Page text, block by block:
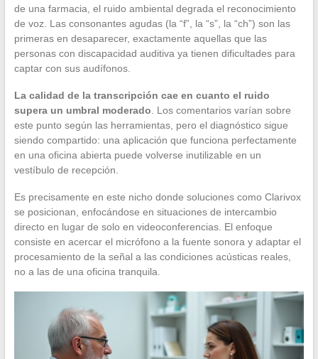
de una farmacia, el ruido ambiental degrada el reconocimiento
de voz. Las consonantes agudas (la “f”, la “s”, la “ch”) son las
primeras en desaparecer, exactamente aquellas que las
personas con discapacidad auditiva ya tienen dificultades para
captar con sus audífonos.
La calidad de la transcripción cae en cuanto el ruido
supera un umbral moderado . Los comentarios varían sobre
este punto según las herramientas, pero el diagnóstico sigue
siendo compartido: una aplicación que funciona perfectamente
en una oficina abierta puede volverse inutilizable en un
vestíbulo de recepción.
Es precisamente en este nicho donde soluciones como Clarivox
se posicionan, enfocándose en situaciones de intercambio
directo en lugar de solo en videoconferencias. El enfoque
consiste en acercar el micrófono a la fuente sonora y adaptar el
procesamiento de la señal a las condiciones acústicas reales,
no a las de una oficina tranquila.